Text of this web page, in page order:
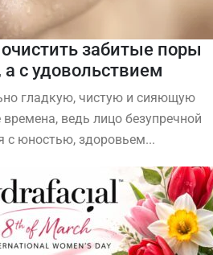
забитые поры
с удовольствием
гладкую, чистую и сияющую
ведь лицо безупречной
с юностью, здоровьем...